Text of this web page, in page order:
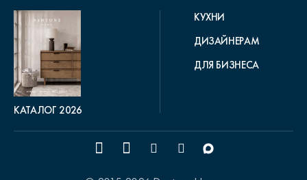
КАТАЛОГ 2026
КУХНИ
ДИЗАЙНЕРАМ
ДЛЯ БИЗНЕСА